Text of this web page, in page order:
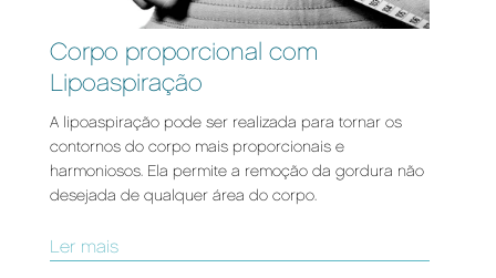
Corpo proporcional com
Lipoaspiração
A lipoaspiração pode ser realizada para tornar os
contornos do corpo mais proporcionais e
harmoniosos. Ela permite a remoção da gordura não
desejada de qualquer área do corpo.
Ler mais